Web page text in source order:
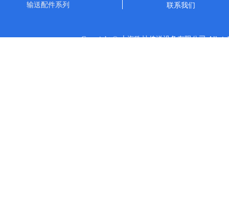
Copyright © 上海欧灿传送设备有限公司 All
输送配件系列
联系我们